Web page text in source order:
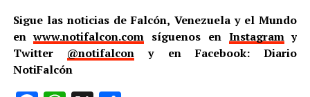
Sigue las noticias de Falcón, Venezuela y el Mundo
enwww.notifalcon.com síguenos en Instagramy
Twitter @notifalcon y en Facebook: Diario
NotiFalcón